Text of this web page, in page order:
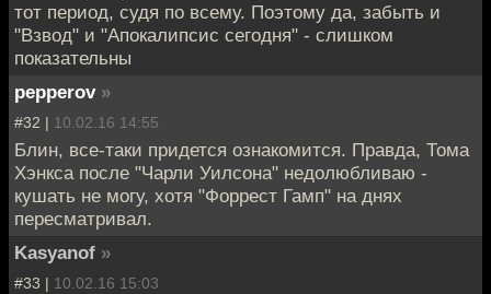
тот период, судя по всему. Поэтому да, забыть и
"Взвод" и "Апокалипсис сегодня" - слишком
показательны
pepperov »
#32 | 10.02.16 14:55
Блин, все-таки придется ознакомится. Правда, Тома
Хэнкса после "Чарли Уилсона" недолюбливаю -
кушать не могу, хотя "Форрест Гамп" на днях
пересматривал.
Kasyanof »
#33 | 10.02.16 15:03